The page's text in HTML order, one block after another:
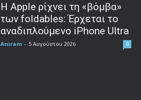
Η Apple ρίχνει τη «βόμβα»
των foldables: Έρχεται το
αναδιπλούμενο iPhone Ultra
Aniram - 5 Αυγούστου 2026 0